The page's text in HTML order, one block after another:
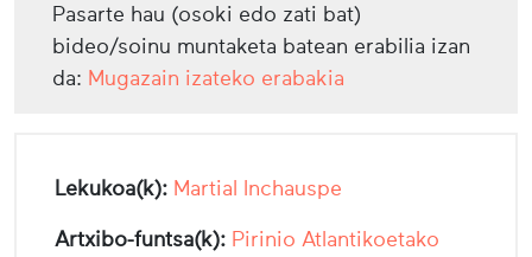
Pasarte hau (osoki edo zati bat)
bideo/soinu muntaketa batean erabilia izan
da: Mugazain izateko erabakia
Lekukoa(k): Martial Inchauspe
Artxibo-funtsa(k): Pirinio Atlantikoetako